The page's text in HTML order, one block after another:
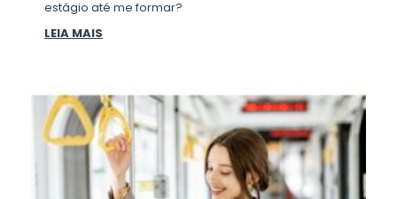
estágio até me formar?
LEIA MAIS